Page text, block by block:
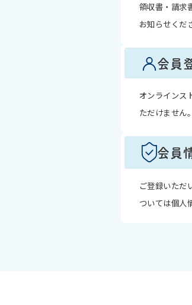
領収書・請求
お知らせくだ
会員
オンラインス
ただけません。
会員
ご登録いただ
ついては個人